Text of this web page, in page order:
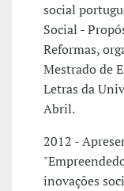
social
Social -
Reformas,
Mestrado de
Letras da
Abril.
2012 -
inovações